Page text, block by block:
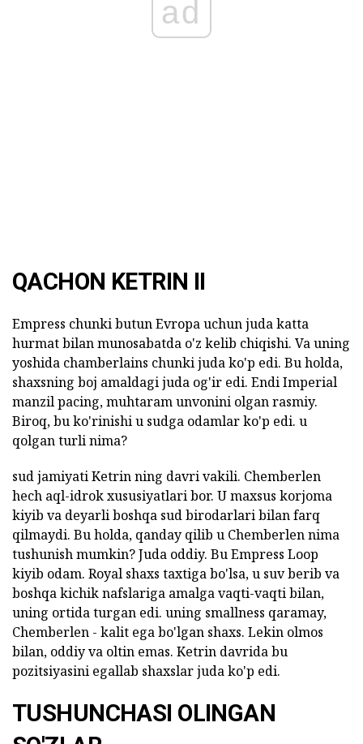
ad
QACHON KETRIN II
Empress chunki butun Evropa uchun juda katta
hurmat bilan munosabatda o'z kelib chiqishi. Va uning
yoshida chamberlains chunki juda ko'p edi. Bu holda,
shaxsning boj amaldagi juda og'ir edi. Endi Imperial
manzil pacing, muhtaram unvonini olgan rasmiy.
Biroq, bu ko'rinishi u sudga odamlar ko'p edi. u
qolgan turli nima?
sud jamiyati Ketrin ning davri vakili. Chemberlen
hech aql-idrok xususiyatlari bor. U maxsus korjoma
kiyib va deyarli boshqa sud birodarlari bilan farq
qilmaydi. Bu holda, qanday qilib u Chemberlen nima
tushunish mumkin? Juda oddiy. Bu Empress Loop
kiyib odam. Royal shaxs taxtiga bo'lsa, u suv berib va
boshqa kichik nafslariga amalga vaqti-vaqti bilan,
uning ortida turgan edi. uning smallness qaramay,
Chemberlen - kalit ega bo'lgan shaxs. Lekin olmos
bilan, oddiy va oltin emas. Ketrin davrida bu
pozitsiyasini egallab shaxslar juda ko'p edi.
TUSHUNCHASI OLINGAN